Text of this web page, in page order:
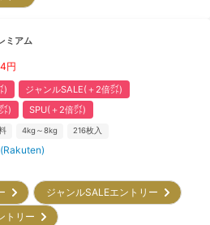
ミアム
円
)
ジャンルSALE(＋2倍㌽)
)
SPU(＋2倍㌽)
4kg～8kg 216枚入
ー
ジャンルSALEエントリー
トリー